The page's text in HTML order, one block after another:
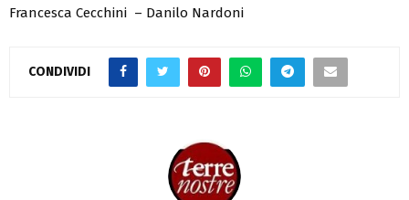
Francesca Cecchini – Danilo Nardoni
CONDIVIDI